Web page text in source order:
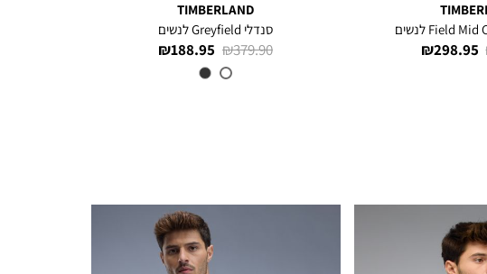
מחיר
298.95 ₪
TIMBERLAND
סנדלי Greyfield לנשים
מחיר
מוצר
188.95 ₪
מחיר
379.90 ₪
צבע
LIGHT